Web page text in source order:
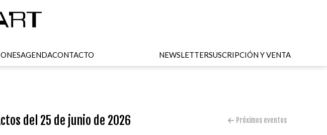
AGENDACONTACTO NEWSLETTERSUSCRIPCIÓN Y VENTA
del 25 de junio de 2026 Próximos eventos